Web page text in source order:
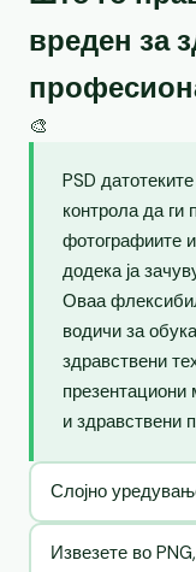
вреден за
🎨
PSD
контрола да ги
фотографиите
додека ја
Оваа
водичи за
здравствени
презентациони
и здравствени
Слојно
Извезете во